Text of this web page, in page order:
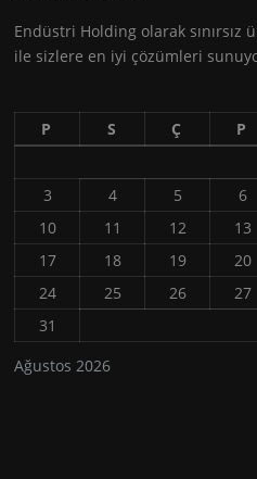
Endüstri Holding olarak
ile sizlere en iyi çözümleri
Ağustos 2026
P S Ç P
3
4 5 6
10
11 12 13
17
18 19 20
24
25 26 27
31